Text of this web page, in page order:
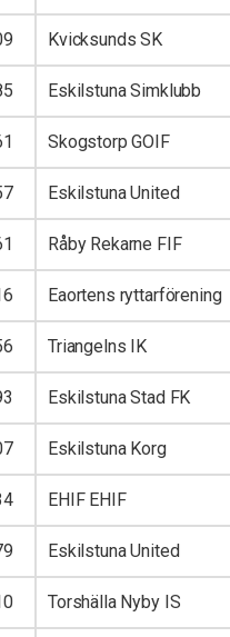
Kvicksunds SK
Eskilstuna Simklubb
Skogstorp GOIF
Eskilstuna United
Råby Rekarne FIF
Eaortens ryttarförening
Triangelns IK
Eskilstuna Stad FK
Eskilstuna Korg
EHIF EHIF
Eskilstuna United
Torshälla Nyby IS